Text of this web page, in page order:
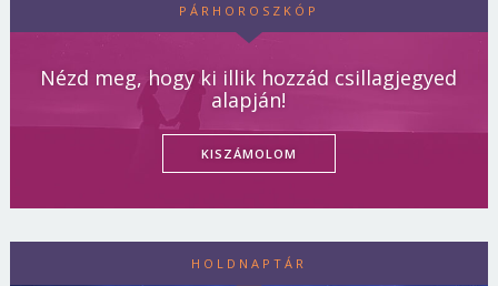
PÁRHOROSZKÓP
Nézd meg, hogy ki illik hozzád csillagjegyed
alapján!
KISZÁMOLOM
HOLDNAPTÁR